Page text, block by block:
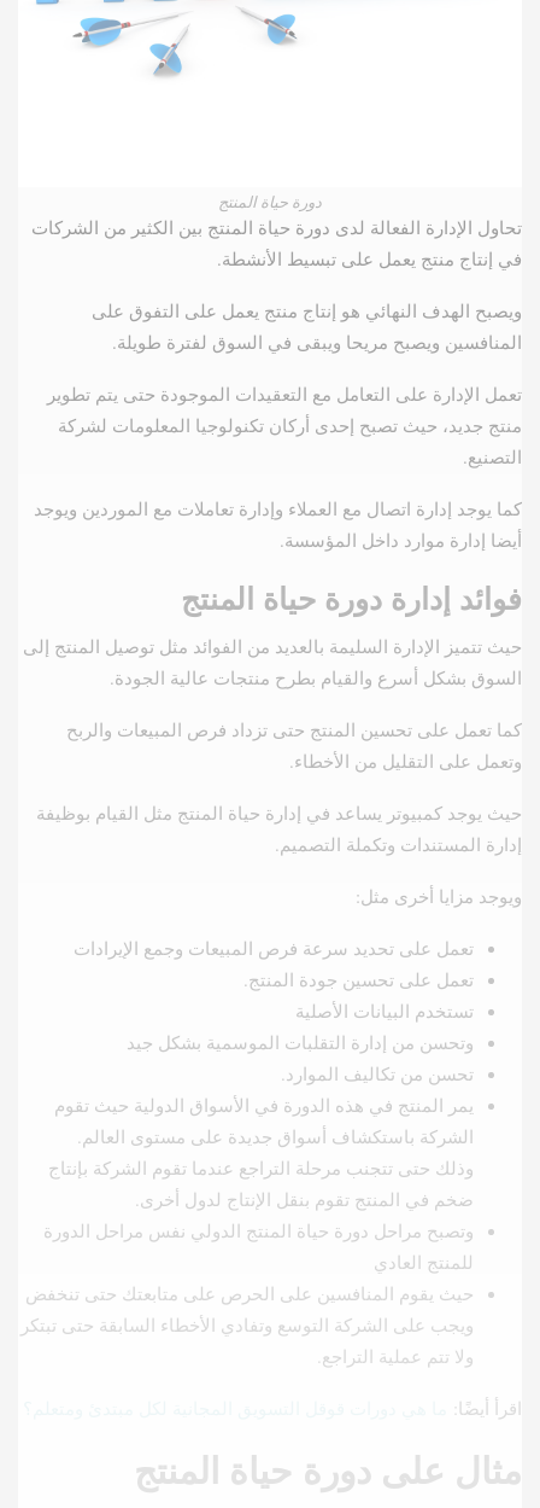
دورة حياة المنتج
تحاول الإدارة الفعالة لدى دورة حياة المنتج بين الكثير من الشركات
في إنتاج منتج يعمل على تبسيط الأنشطة.
ويصبح الهدف النهائي هو إنتاج منتج يعمل على التفوق على
المنافسين ويصبح مريحا ويبقى في السوق لفترة طويلة.
تعمل الإدارة على التعامل مع التعقيدات الموجودة حتى يتم تطوير
منتج جديد، حيث تصبح إحدى أركان تكنولوجيا المعلومات لشركة
التصنيع.
كما يوجد إدارة اتصال مع العملاء وإدارة تعاملات مع الموردين ويوجد
أيضا إدارة موارد داخل المؤسسة.
فوائد إدارة دورة حياة المنتج
حيث تتميز الإدارة السليمة بالعديد من الفوائد مثل توصيل المنتج إلى
السوق بشكل أسرع والقيام بطرح منتجات عالية الجودة.
كما تعمل على تحسين المنتج حتى تزداد فرص المبيعات والربح
وتعمل على التقليل من الأخطاء.
حيث يوجد كمبيوتر يساعد في إدارة حياة المنتج مثل القيام بوظيفة
إدارة المستندات وتكملة التصميم.
ويوجد مزايا أخرى مثل:
تعمل على تحديد سرعة فرص المبيعات وجمع الإيرادات
تعمل على تحسين جودة المنتج.
تستخدم البيانات الأصلية
وتحسن من إدارة التقلبات الموسمية بشكل جيد
تحسن من تكاليف الموارد.
يمر المنتج في هذه الدورة في الأسواق الدولية حيث تقوم
الشركة باستكشاف أسواق جديدة على مستوى العالم.
وذلك حتى تتجنب مرحلة التراجع عندما تقوم الشركة بإنتاج
ضخم في المنتج تقوم بنقل الإنتاج لدول أخرى.
وتصبح مراحل دورة حياة المنتج الدولي نفس مراحل الدورة
للمنتج العادي
حيث يقوم المنافسين على الحرص على متابعتك حتى تنخفض
ويجب على الشركة التوسع وتفادي الأخطاء السابقة حتى تبتكر
ولا تتم عملية التراجع.
اقرأ أيضًا:
مثال على دورة حياة المنتج